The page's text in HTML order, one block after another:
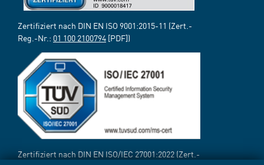
Zertifiziert nach DIN EN ISO 9001:2015-11 (Zert.-
Reg.-Nr.: 01 100 2100794 [PDF])
Zertifiziert nach DIN EN ISO/IEC 27001:2022 (Zert.-